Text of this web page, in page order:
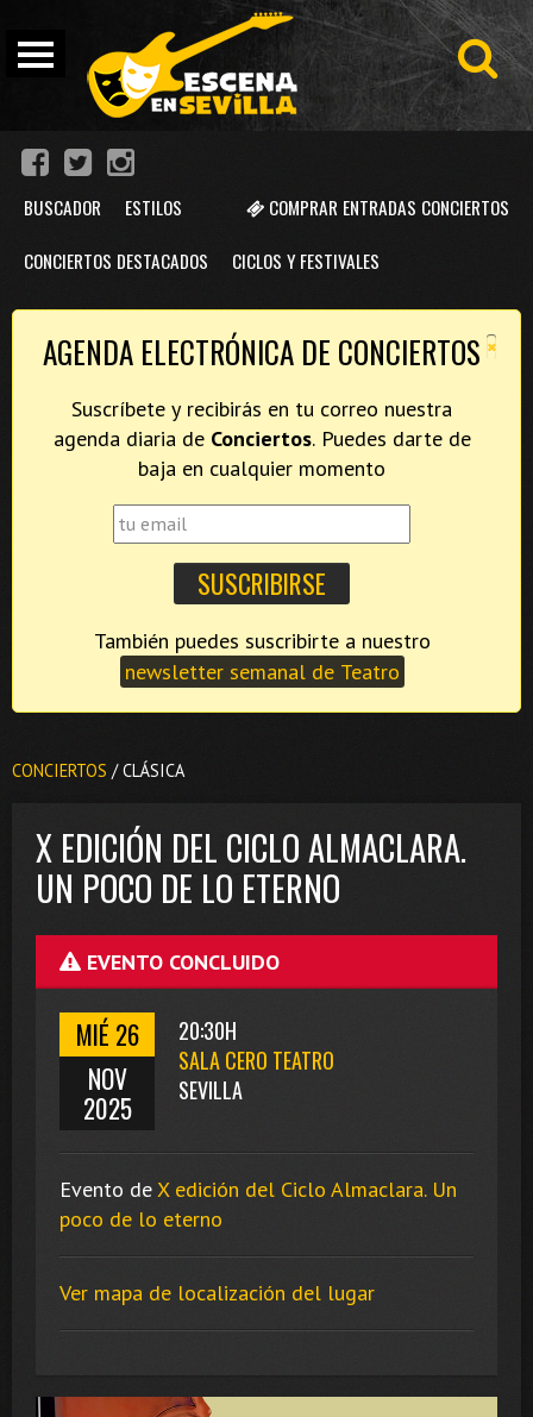
COMPRAR ENTRADAS CONCIERTOS
BUSCADOR ESTILOS
CONCIERTOS DESTACADOS CICLOS Y FESTIVALES
×
AGENDA ELECTRÓNICA DE CONCIERTOS
Suscríbete y recibirás en tu correo nuestra
agenda diaria de Conciertos. Puedes darte de
baja en cualquier momento
newsletter semanal de Teatro
CONCIERTOS / CLÁSICA
X EDICIÓN DEL CICLO ALMACLARA.
UN POCO DE LO ETERNO
EVENTO CONCLUIDO
MIÉ 26
NOV
2025
20:30H
SALA CERO TEATRO
SEVILLA
Evento deX edición del Ciclo Almaclara. Un
poco de lo eterno
Ver mapa de localización del lugar